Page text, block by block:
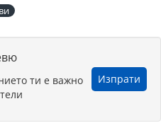
ти е важно
Изпрати